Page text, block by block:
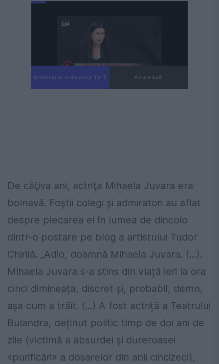
Următorul videoclip în 4 Anulează
De câţiva ani, actriţa Mihaela Juvara era
bolnavă. Foştii colegi şi admiratori au aflat
despre plecarea ei în lumea de dincolo
dintr-o postare pe blog a artistului Tudor
Chirilă. „Adio, doamnă Mihaela Juvara. (...).
Mihaela Juvara s-a stins din viață ieri la ora
cinci dimineața, discret și, probabil, demn,
așa cum a trăit. (...) A fost actriță a Teatrului
Bulandra, deținut politic timp de doi ani de
zile (victimă a absurdei și dureroasei
«purificări» a dosarelor din anii cincizeci),